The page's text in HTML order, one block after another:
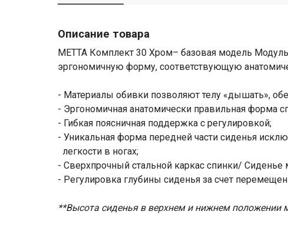
Описание товара
МЕТТА Комплект 30 Хром– базовая модель
эргономичную форму, соответствующую
- Материалы обивки позволяют телу «дышать»,
- Эргономичная анатомически правильная форма
- Гибкая поясничная поддержка с регулировкой;
- Уникальная форма передней части сиденья
легкости в ногах;
- Сверхпрочный стальной каркас спинки/
- Регулировка глубины сиденья за счет
**Высота сиденья в верхнем и нижнем положении